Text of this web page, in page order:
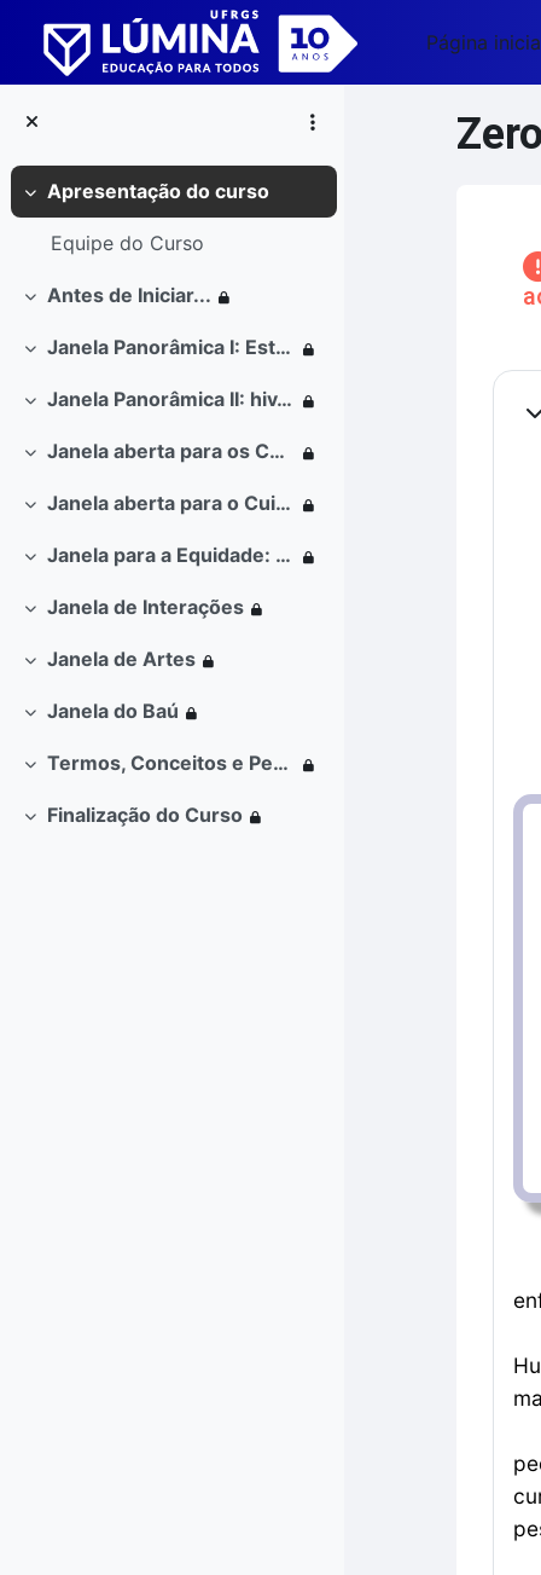
Ir para o conteúdo principal
Página
Contrair
Apresentação do curso
Equipe do Curso
Contrair
Antes de Iniciar...
Contrair
Janela Panorâmica I: Estratégias globais de enfrentamento do hiv/aids
Contrair
Janela Panorâmica II: hiv/aids no Brasil
Contrair
Janela aberta para os Conceitos
Contrair
Janela aberta para o Cuidado
Contrair
Janela para a Equidade: vulnerabilidades e hiv e aids
Contrair
Janela de Interações
Contrair
Janela de Artes
Contrair
Janela do Baú
Contrair
Termos, Conceitos e Perguntas Frequentes
Contrair
Finalização do Curso